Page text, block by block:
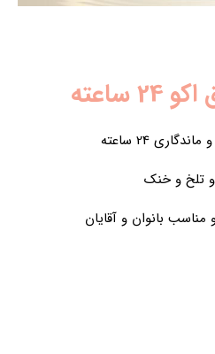
24 ساعته
بانوان و آقایان